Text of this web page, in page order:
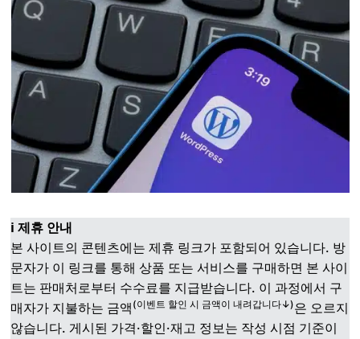
ℹ️ 제휴 안내
본 사이트의 콘텐츠에는 제휴 링크가 포함되어 있습니다. 방
문자가 이 링크를 통해 상품 또는 서비스를 구매하면 본 사이
트는 판매처로부터 수수료를 지급받습니다. 이 과정에서 구
매자가 지불하는 금액 (이벤트 할인 시 금액이 내려갑니다↓)은 오르지
않습니다. 게시된 가격·할인·재고 정보는 작성 시점 기준이